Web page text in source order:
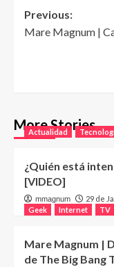
Post
Previous:
Mare Magnum |
More Stories
Actualidad
¿Quién está
[VIDEO]
mmagnum 29 de
Geek Internet TV
Mare Magnum |
de The Big Bang